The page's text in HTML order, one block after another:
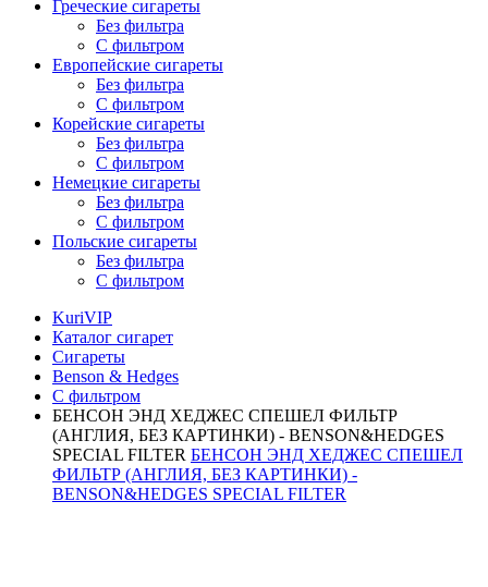
Греческие сигареты
Без фильтра
С фильтром
Европейские сигареты
Без фильтра
С фильтром
Корейские сигареты
Без фильтра
С фильтром
Немецкие сигареты
Без фильтра
С фильтром
Польские сигареты
Без фильтра
С фильтром
KuriVIP
Каталог сигарет
Сигареты
Benson & Hedges
С фильтром
БЕНСОН ЭНД ХЕДЖЕС СПЕШЕЛ ФИЛЬТР
(АНГЛИЯ, БЕЗ КАРТИНКИ) - BENSON&HEDGES
SPECIAL FILTER БЕНСОН ЭНД ХЕДЖЕС СПЕШЕЛ
ФИЛЬТР (АНГЛИЯ, БЕЗ КАРТИНКИ) -
BENSON&HEDGES SPECIAL FILTER